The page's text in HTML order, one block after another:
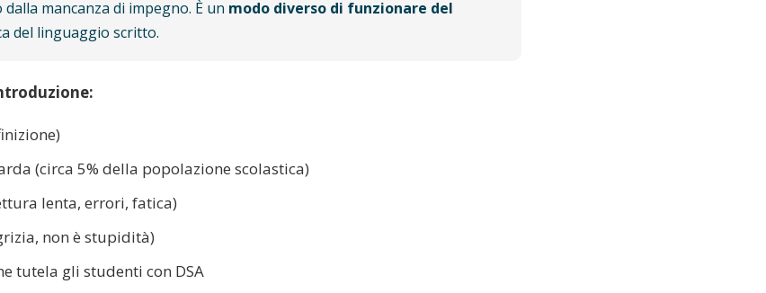
mancanza di impegno. È un modo diverso di funzionare del
del linguaggio scritto.
(circa 5% della popolazione scolastica)
lenta, errori, fatica)
non è stupidità)
tutela gli studenti con DSA